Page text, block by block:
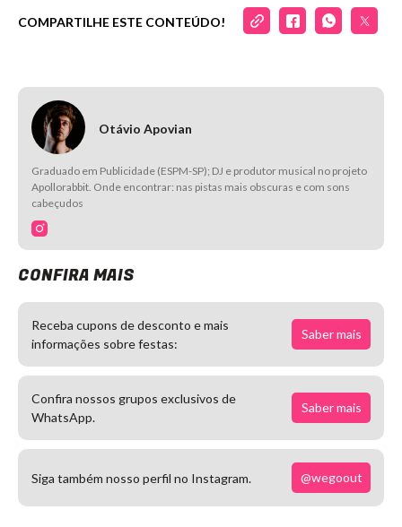
COMPARTILHE ESTE CONTEÚDO!
Otávio Apovian
Graduado em Publicidade (ESPM-SP); DJ e produtor musical no projeto
Apollorabbit. Onde encontrar: nas pistas mais obscuras e com sons
cabeçudos
CONFIRA MAIS
Receba cupons de desconto e mais
informações sobre festas:
Saber mais
Confira nossos grupos exclusivos de
WhatsApp.
Saber mais
Siga também nosso perfil no Instagram. @wegoout